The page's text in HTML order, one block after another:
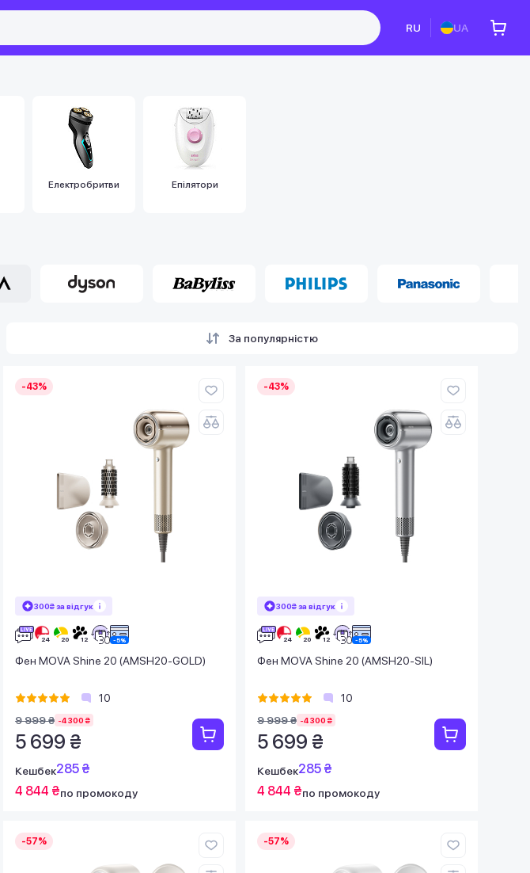
RU UA
Електробритви Епілятори
За популярністю
-43%
300₴ за відгук
Фен MOVA Shine 20 (AMSH20-GOLD)
10
9 999 ₴ -4 300 ₴
5 699 ₴
Кешбек285 ₴
4 844 ₴по промокоду
-43%
300₴ за відгук
Фен MOVA Shine 20 (AMSH20-SIL)
10
9 999 ₴ -4 300 ₴
5 699 ₴
Кешбек285 ₴
4 844 ₴по промокоду
-57% -57%